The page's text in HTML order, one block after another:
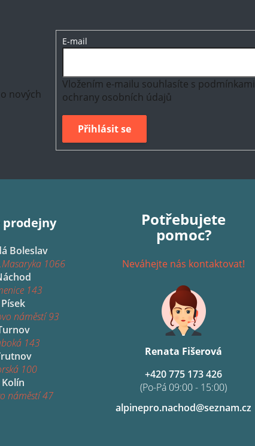
nových
E-mail
Vložením e-mailu souhlasíte s podmínkami
ochrany osobních údajů
Přihlásit se
prodejny
Boleslav
1066
143
Písek
náměstí 93
143
100
Kolín
náměstí 47
Potřebujete
pomoc?
Neváhejte nás kontaktovat!
Renata Fišerová
alpinepro.nachod@seznam.cz
+420 775 173 426
(Po-Pá 09:00 - 15:00)